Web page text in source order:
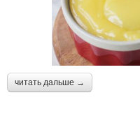
читать дальше →